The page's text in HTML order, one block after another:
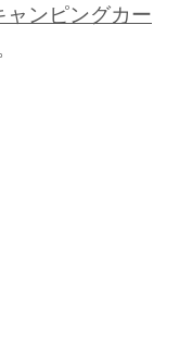
ャンピングカー